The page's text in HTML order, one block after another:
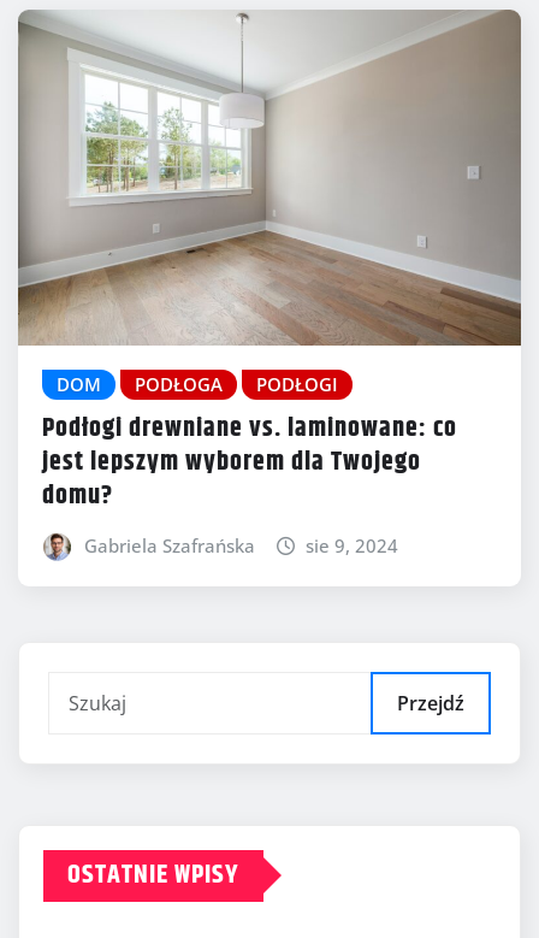
DOM PODŁOGA PODŁOGI
Podłogi drewniane vs. laminowane: co
jest lepszym wyborem dla Twojego
domu?
Gabriela Szafrańska sie 9, 2024
Przejdź
OSTATNIE WPISY